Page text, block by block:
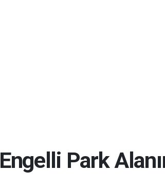
Engelli Park